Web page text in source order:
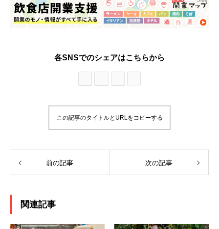
各SNSでのシェアはこちらから
この記事のタイトルとURLをコピーする
前の記事 次の記事
関連記事